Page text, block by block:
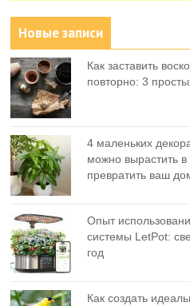
Новые записи
Как заставить
повторно: 3
4 маленьких
можно вырастить
превратить ваш
Опыт
системы LetPot:
год
Как создать